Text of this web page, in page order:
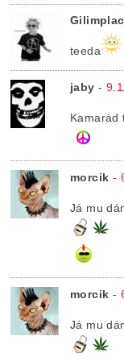
teeda
jaby -
Kamarád
morcik -
Já mu
morcik -
Já mu